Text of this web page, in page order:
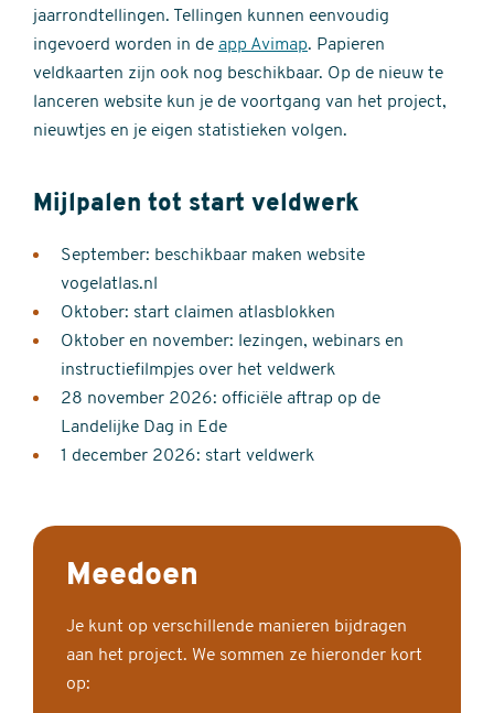
jaarrondtellingen. Tellingen kunnen eenvoudig
ingevoerd worden in de app Avimap. Papieren
veldkaarten zijn ook nog beschikbaar. Op de nieuw te
lanceren website kun je de voortgang van het project,
nieuwtjes en je eigen statistieken volgen.
Mijlpalen tot start veldwerk
September: beschikbaar maken website
vogelatlas.nl
Oktober: start claimen atlasblokken
Oktober en november: lezingen, webinars en
instructiefilmpjes over het veldwerk
28 november 2026: officiële aftrap op de
Landelijke Dag in Ede
1 december 2026: start veldwerk
Meedoen
Je kunt op verschillende manieren bijdragen
aan het project. We sommen ze hieronder kort
op: